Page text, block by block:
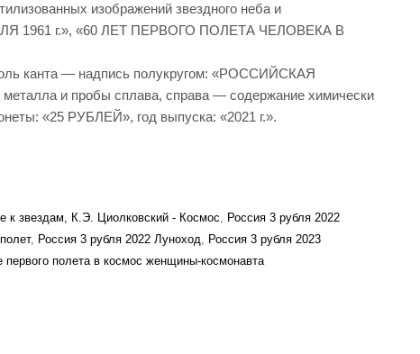
изображений звездного неба и
1961 г.», «60 ЛЕТ ПЕРВОГО ПОЛЕТА ЧЕЛОВЕКА В
канта — надпись полукругом: «РОССИЙСКАЯ
и пробы сплава, справа — содержание химически
«25 РУБЛЕЙ», год выпуска: «2021 г.».
к звездам, К.Э. Циолковский - Космос, Россия 3 рубля 2022
, Россия 3 рубля 2022 Луноход, Россия 3 рубля 2023
первого полета в космос женщины-космонавта